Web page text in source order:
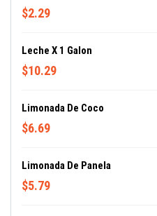
$2.29
Leche X 1 Galon
$10.29
Limonada De Coco
$6.69
Limonada De Panela
$5.79